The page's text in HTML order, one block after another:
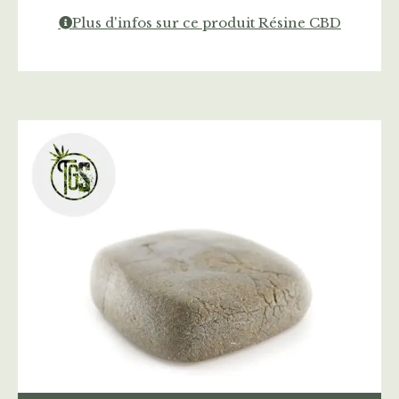
Plus d'infos sur ce produit Résine CBD